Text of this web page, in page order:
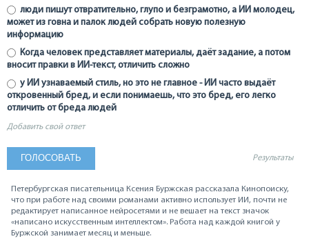
люди пишут отвратительно, глупо и безграмотно, а ИИ молодец,
может из говна и палок людей собрать новую полезную
информацию
Когда человек представляет материалы, даёт задание, а потом
вносит правки в ИИ-текст, отличить сложно
у ИИ узнаваемый стиль, но это не главное - ИИ часто выдаёт
откровенный бред, и если понимаешь, что это бред, его легко
отличить от бреда людей
Добавить свой ответ
Результаты
Петербургская писательница Ксения Буржская рассказала Кинопоиску,
что при работе над своими романами активно использует ИИ, почти не
редактирует написанное нейросетями и не вешает на текст значок
«написано искусственным интеллектом». Работа над каждой книгой у
Буржской занимает месяц и меньше.